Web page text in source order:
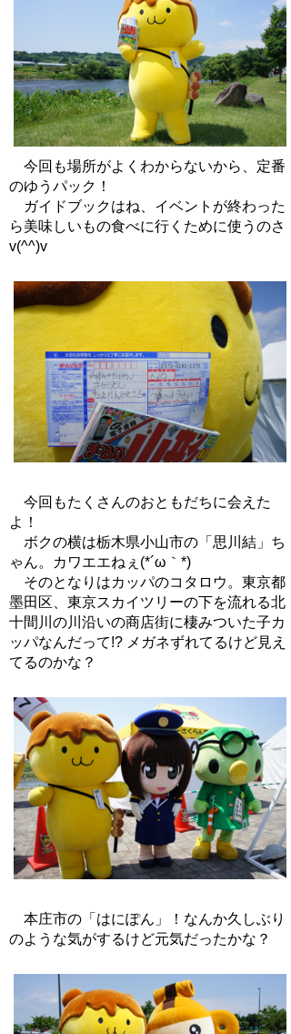
今回も場所がよくわからないから、定番
のゆうパック！
ガイドブックはね、イベントが終わった
ら美味しいもの食べに行くために使うのさ
v(^^)v
今回もたくさんのおともだちに会えた
よ！
ボクの横は栃木県小山市の「思川結」ち
ゃん。カワエエねぇ(*´ω｀*)
そのとなりはカッパのコタロウ。東京都
墨田区、東京スカイツリーの下を流れる北
十間川の川沿いの商店街に棲みついた子カ
ッパなんだって!? メガネずれてるけど見え
てるのかな？
本庄市の「はにぽん」！なんか久しぶり
のような気がするけど元気だったかな？